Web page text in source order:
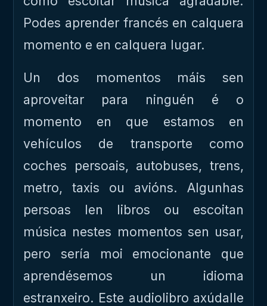
Podes aprender francés en calquera
momento e en calquera lugar.
Un dos momentos máis sen
aproveitar para ninguén é o
momento en que estamos en
vehículos de transporte como
coches persoais, autobuses, trens,
metro, taxis ou avións. Algunhas
persoas len libros ou escoitan
música nestes momentos sen usar,
pero sería moi emocionante que
aprendésemos un idioma
estranxeiro. Este audiolibro axúdalle